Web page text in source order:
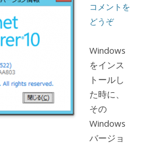
コメントを
どうぞ
Windows
をインス
トールし
た時に、
その
Windows
バージョ